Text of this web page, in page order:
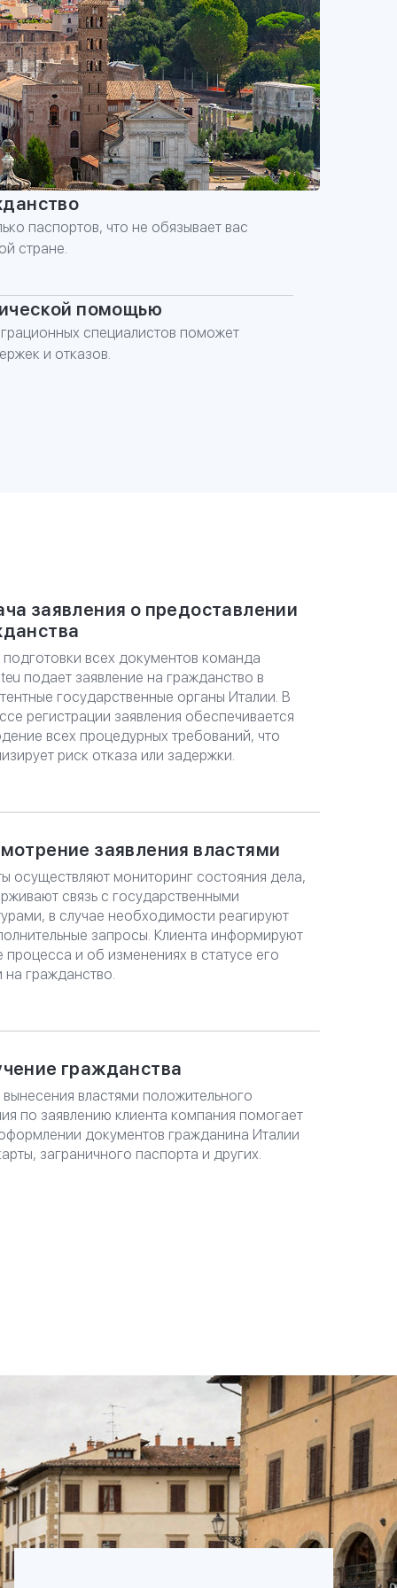
паспортов, что не обязывает вас
стране.
помощью
специалистов поможет
и отказов.
заявления о предоставлении
всех документов команда
подает заявление на гражданство в
государственные органы Италии. В
регистрации заявления обеспечивается
всех процедурных требований, что
риск отказа или задержки.
заявления властями
осуществляют мониторинг состояния дела,
связь с государственными
в случае необходимости реагируют
запросы. Клиента информируют
процесса и об изменениях в статусе его
на гражданство.
гражданства
властями положительного
по заявлению клиента компания помогает
документов гражданина Италии
заграничного паспорта и других.